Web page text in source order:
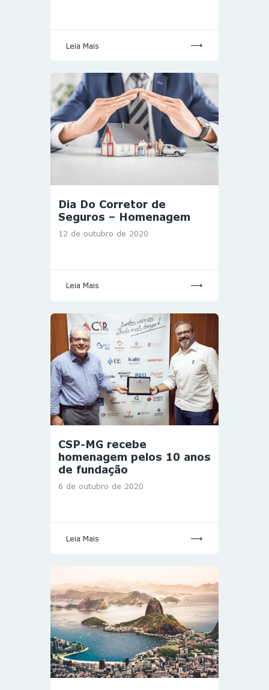
Leia Mais
Dia Do Corretor de
Seguros – Homenagem
12 de outubro de 2020
Leia Mais
CSP-MG recebe
homenagem pelos 10 anos
de fundação
6 de outubro de 2020
Leia Mais